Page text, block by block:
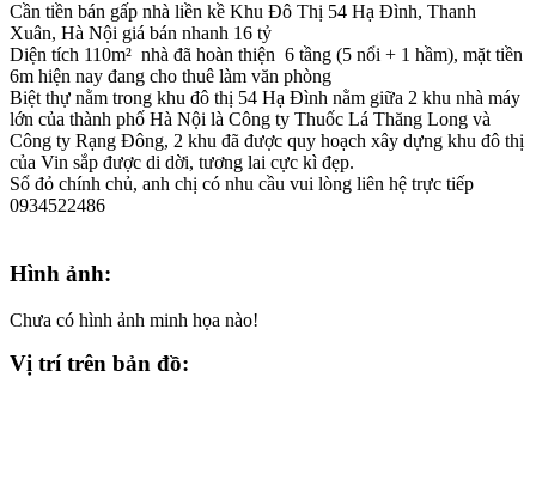
Cần tiền bán gấp nhà liền kề Khu Đô Thị 54 Hạ Đình, Thanh
Xuân, Hà Nội giá bán nhanh 16 tỷ
Diện tích 110m² nhà đã hoàn thiện 6 tầng (5 nổi + 1 hầm), mặt tiền
6m hiện nay đang cho thuê làm văn phòng
Biệt thự nằm trong khu đô thị 54 Hạ Đình nằm giữa 2 khu nhà máy
lớn của thành phố Hà Nội là Công ty Thuốc Lá Thăng Long và
Công ty Rạng Đông, 2 khu đã được quy hoạch xây dựng khu đô thị
của Vin sắp được di dời, tương lai cực kì đẹp.
Sổ đỏ chính chủ, anh chị có nhu cầu vui lòng liên hệ trực tiếp
0934522486
Hình ảnh:
Chưa có hình ảnh minh họa nào!
Vị trí trên bản đồ: